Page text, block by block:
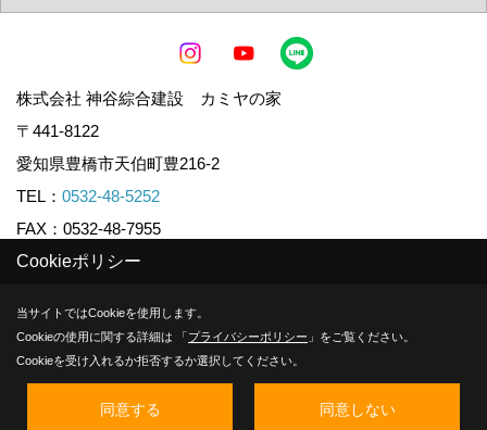
株式会社 神谷綜合建設 カミヤの家
〒441-8122
愛知県豊橋市天伯町豊216-2
TEL： 0532-48-5252
FAX：0532-48-7955
Copyright (c) KAMIYA CO.,LTD. All Rights Reserved.
Produced byゴデスクリエイト
Cookieポリシー
当サイトではCookieを使用します。
Cookieの使用に関する詳細は 「プライバシーポリシー 」をご覧ください。
Cookieを受け入れるか拒否するか選択してください。
同意する 同意しない